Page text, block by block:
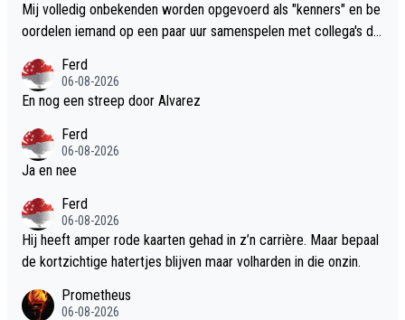
Mij volledig onbekenden worden opgevoerd als "kenners" en be
oordelen iemand op een paar uur samenspelen met collega's die
Ferd
06-08-2026
En nog een streep door Alvarez
Ferd
06-08-2026
Ja en nee
Ferd
06-08-2026
Hij heeft amper rode kaarten gehad in z’n carrière. Maar bepaal
de kortzichtige hatertjes blijven maar volharden in die onzin.
Prometheus
06-08-2026